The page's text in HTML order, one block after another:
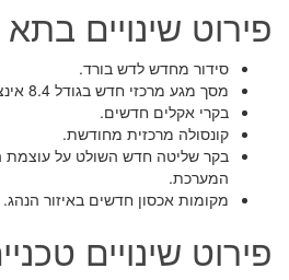
פירוט שינויים
סידור מחדש לדש בורד.
מסך מגע מרכזי חדש בגודל 8.4 אינצ'.
בקרי אקלים חדשים.
קונסולה מרכזית מחודשת.
בקר שליטה חדש השולט על עוצמת
המערכת.
מקומות אכסון חדשים באיזור הנהג.
פירוט שינויים